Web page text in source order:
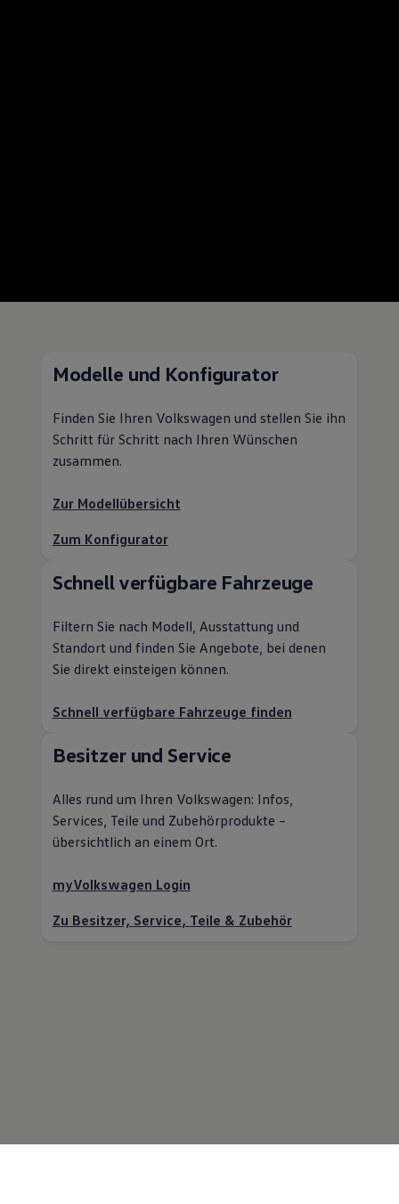
Modelle und Konfigurator
Finden Sie Ihren Volkswagen und stellen Sie ihn
Schritt für Schritt nach Ihren Wünschen
zusammen.
Zur Modellübersicht
Zum Konfigurator
Schnell verfügbare Fahrzeuge
Filtern Sie nach Modell, Ausstattung und
Standort und finden Sie Angebote, bei denen
Sie direkt einsteigen können.
Schnell verfügbare Fahrzeuge finden
Besitzer und Service
Alles rund um Ihren Volkswagen: Infos,
Services, Teile und Zubehörprodukte –
übersichtlich an einem Ort.
myVolkswagen Login
Zu Besitzer, Service, Teile & Zubehör